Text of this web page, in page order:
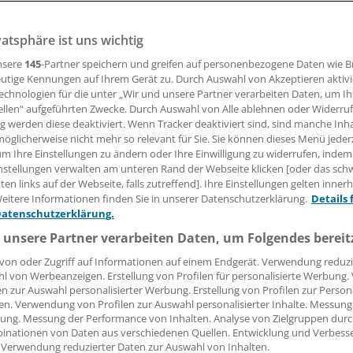
eines Patienten müssen sich Ärzte am
der Bundesgerichtshof hervor. Strittig war der
07:22 Uhr
müssen sich bei ihren Behandlungen an den
Ein Behandlungsfehler liegt daher nicht erst dann vor,
oder Behandlung "zwingend geboten" war,
Beschluss des Bundesgerichtshofs (BGH)
Frau aus Niedersachsen Aussicht auf eine Entschädigung
Nach einem Hinterwandinfarkt und der
hatte der Mann 1995 einen Bypass bekommen.
ist uns wichtig
145-Partner speichern und greifen auf personenbezogene Daten wie
Kennungen auf Ihrem Gerät zu. Durch Auswahl von Akzeptieren
für die unter „Wir und unsere Partner verarbeiten Daten, um
aufgeführten Zwecke. Durch Auswahl von Alle ablehnen oder
werden diese deaktiviert. Wenn Tracker deaktiviert sind, sind manche
nicht mehr so relevant für Sie. Sie können dieses Menü
Ihre Einstellungen zu ändern oder Ihre Einwilligung zu widerrufen, indem
verwalten am unteren Rand der Webseite klicken [oder das
links auf der Webseite, falls zutreffend]. Ihre Einstellungen gelten
Informationen finden Sie in unserer Datenschutzerklärung. Details
Partner verarbeiten Daten, um Folgendes
oder Zugriff auf Informationen auf einem Endgerät. Verwendung
von Werbeanzeigen. Erstellung von Profilen für personalisierte
zur Auswahl personalisierter Werbung. Erstellung von Profilen zur
Verwendung von Profilen zur Auswahl personalisierter Inhalte.
Messung der Performance von Inhalten. Analyse von Zielgruppen
von Daten aus verschiedenen Quellen. Entwicklung und
reduzierter Daten zur Auswahl von Inhalten.